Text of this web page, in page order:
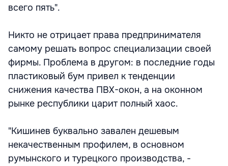
всего пять".
Никто не отрицает права предпринимателя
самому решать вопрос специализации своей
фирмы. Проблема в другом: в последние годы
пластиковый бум привел к тенденции
снижения качества ПВХ-окон, а на оконном
рынке республики царит полный хаос.
"Кишинев буквально завален дешевым
некачественным профилем, в основном
румынского и турецкого производства, -